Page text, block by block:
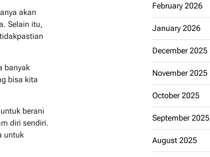
akan
Selain itu,
banyak
bisa kita
berani
diri sendiri.
untuk
February 2026
January 2026
December 2025
November 2025
October 2025
September 2025
August 2025